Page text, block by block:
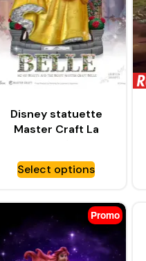
Disney statuette
Master Craft La
– BEAST KINGDOM
Select options
Promo